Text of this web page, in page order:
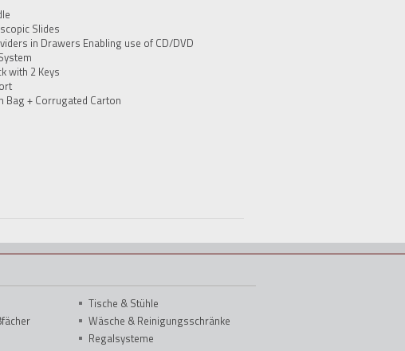
Slides
in Drawers Enabling use of CD/DVD
with 2 Keys
Bag + Corrugated Carton
Tische & Stühle
Wäsche & Reinigungsschränke
Regalsysteme